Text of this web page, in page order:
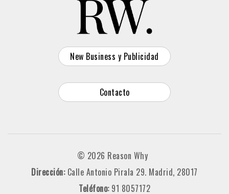
New Business y Publicidad
Contacto
© 2026 Reason Why
Dirección: Calle Antonio Pirala 29. Madrid, 28017
Teléfono: 91 8057172